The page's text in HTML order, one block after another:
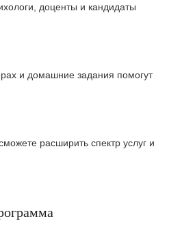
доценты и кандидаты
и домашние задания помогут
расширить спектр услуг и